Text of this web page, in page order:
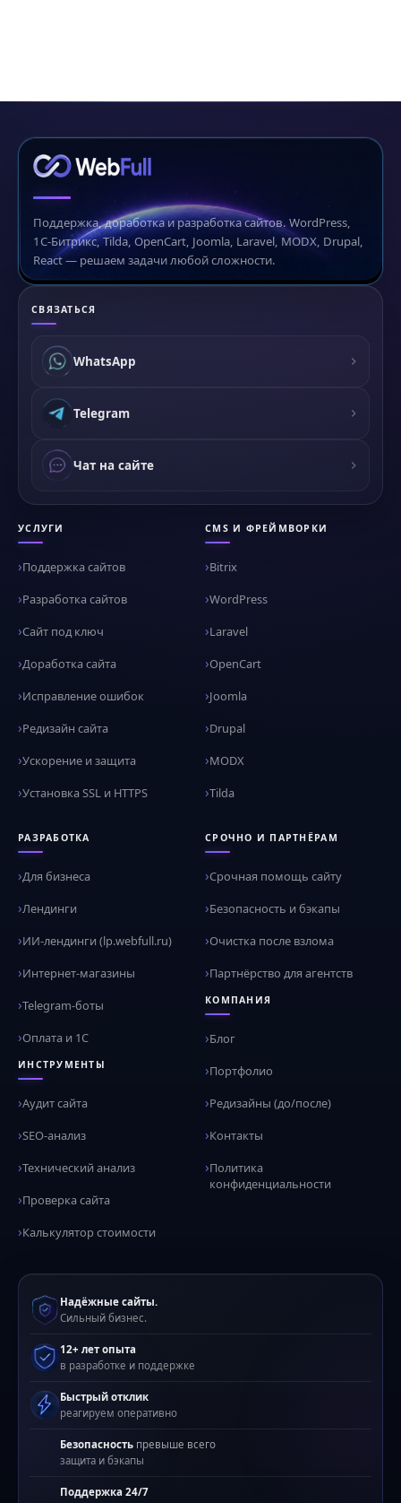
Поддержка, доработка и разработка сайтов. WordPress,
1С-Битрикс, Tilda, OpenCart, Joomla, Laravel, MODX, Drupal,
React — решаем задачи любой сложности.
СВЯЗАТЬСЯ
WhatsApp
Telegram
Чат на сайте
УСЛУГИ
Поддержка сайтов
Разработка сайтов
Сайт под ключ
Доработка сайта
Исправление ошибок
Редизайн сайта
Ускорение и защита
Установка SSL и HTTPS
CMS И ФРЕЙМВОРКИ
Bitrix
WordPress
Laravel
OpenCart
Joomla
Drupal
MODX
Tilda
РАЗРАБОТКА
Для бизнеса
Лендинги
ИИ-лендинги (lp.webfull.ru)
Интернет-магазины
Telegram-боты
Оплата и 1С
ИНСТРУМЕНТЫ
Аудит сайта
SEO-анализ
Технический анализ
Проверка сайта
Калькулятор стоимости
СРОЧНО И ПАРТНЁРАМ
Срочная помощь сайту
Безопасность и бэкапы
Очистка после взлома
Партнёрство для агентств
КОМПАНИЯ
Блог
Портфолио
Редизайны (до/после)
Контакты
Политика
конфиденциальности
Надёжные сайты.
Сильный бизнес.
12+ лет опыта
в разработке и поддержке
Быстрый отклик
реагируем оперативно
Безопасность превыше всего
защита и бэкапы
Поддержка 24/7